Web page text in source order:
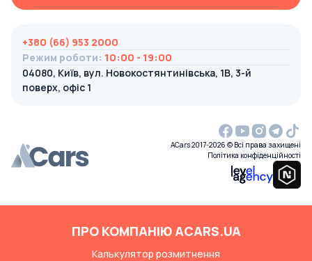
+380 (66) 953 2000
Режим роботи: 10:00 - 19:00
04080, Київ, вул. Новокостянтинівська, 1В, 3-й
поверх, офіс 1
ACars 2017-2026 © Всі права захищені
Політика конфіденційності
ПРО КОМПАНІЮ ACARS.UA
Калькулятор розмитнення